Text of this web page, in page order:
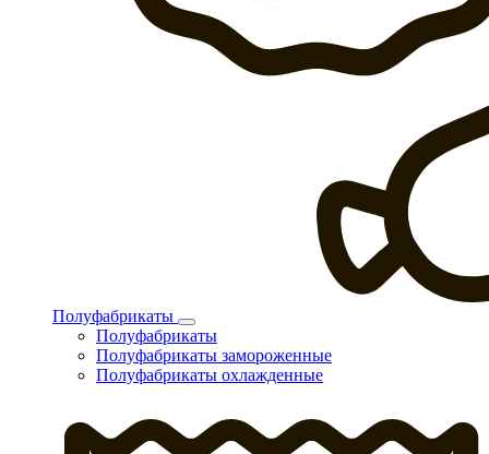
Полуфабрикаты
Полуфабрикаты
Полуфабрикаты замороженные
Полуфабрикаты охлажденные